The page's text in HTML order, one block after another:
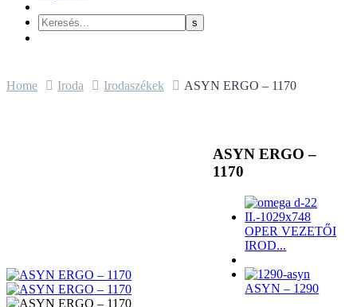
Home Iroda Irodaszékek ASYN ERGO – 1170
ASYN ERGO –
1170
OPER VEZETŐI
IROD...
ASYN – 1290